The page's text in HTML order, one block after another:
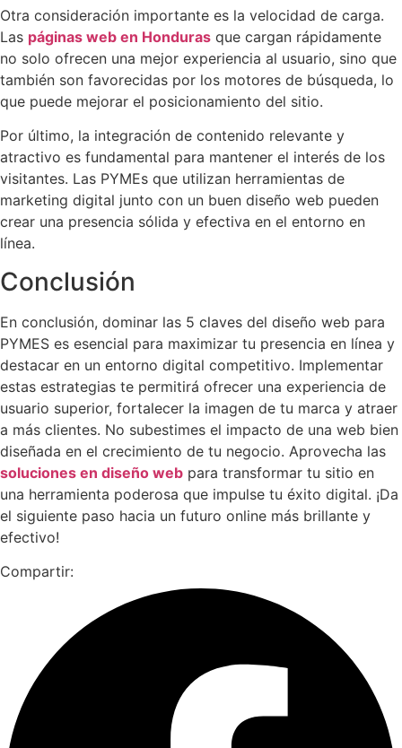
Otra consideración importante es la velocidad de carga.
Las páginas web en Honduras que cargan rápidamente
no solo ofrecen una mejor experiencia al usuario, sino que
también son favorecidas por los motores de búsqueda, lo
que puede mejorar el posicionamiento del sitio.
Por último, la integración de contenido relevante y
atractivo es fundamental para mantener el interés de los
visitantes. Las PYMEs que utilizan herramientas de
marketing digital junto con un buen diseño web pueden
crear una presencia sólida y efectiva en el entorno en
línea.
Conclusión
En conclusión, dominar las 5 claves del diseño web para
PYMES es esencial para maximizar tu presencia en línea y
destacar en un entorno digital competitivo. Implementar
estas estrategias te permitirá ofrecer una experiencia de
usuario superior, fortalecer la imagen de tu marca y atraer
a más clientes. No subestimes el impacto de una web bien
diseñada en el crecimiento de tu negocio. Aprovecha las
soluciones en diseño web para transformar tu sitio en
una herramienta poderosa que impulse tu éxito digital. ¡Da
el siguiente paso hacia un futuro online más brillante y
efectivo!
Compartir: